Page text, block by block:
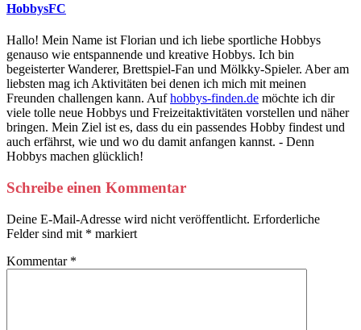
HobbysFC
Hallo! Mein Name ist Florian und ich liebe sportliche Hobbys
genauso wie entspannende und kreative Hobbys. Ich bin
begeisterter Wanderer, Brettspiel-Fan und Mölkky-Spieler. Aber am
liebsten mag ich Aktivitäten bei denen ich mich mit meinen
Freunden challengen kann. Aufhobbys-finden.de möchte ich dir
viele tolle neue Hobbys und Freizeitaktivitäten vorstellen und näher
bringen. Mein Ziel ist es, dass du ein passendes Hobby findest und
auch erfährst, wie und wo du damit anfangen kannst. - Denn
Hobbys machen glücklich!
Schreibe einen Kommentar
Deine E-Mail-Adresse wird nicht veröffentlicht. Erforderliche
Felder sind mit * markiert
Kommentar *